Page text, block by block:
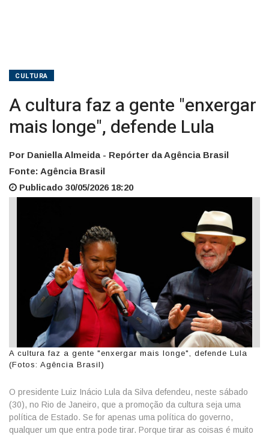
CULTURA
A cultura faz a gente "enxergar
mais longe", defende Lula
Por Daniella Almeida - Repórter da Agência Brasil
Fonte: Agência Brasil
Publicado 30/05/2026 18:20
A cultura faz a gente "enxergar mais longe", defende Lula
(Fotos: Agência Brasil)
O presidente Luiz Inácio Lula da Silva defendeu, neste sábado
(30), no Rio de Janeiro, que a promoção da cultura seja uma
política de Estado. Se for apenas uma política do governo,
qualquer um que entra pode tirar. Porque tirar as coisas é muito